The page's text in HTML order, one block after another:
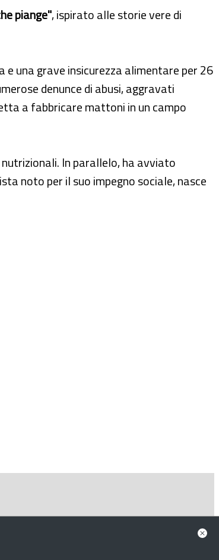
piange", ispirato alle storie vere di
una grave insicurezza alimentare per 26
denunce di abusi, aggravati
a fabbricare mattoni in un campo
In parallelo, ha avviato
noto per il suo impegno sociale, nasce